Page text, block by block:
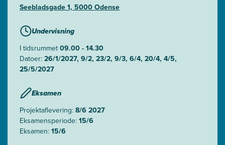
Seebladsgade 1, 5000 Odense
Undervisning
I tidsrummet09.00 - 14.30
Datoer:26/1/2027, 9/2, 23/2, 9/3, 6/4, 20/4, 4/5,
25/5/2027
Eksamen
Projektaflevering:8/6 2027
Eksamensperiode:15/6
Eksamen:15/6